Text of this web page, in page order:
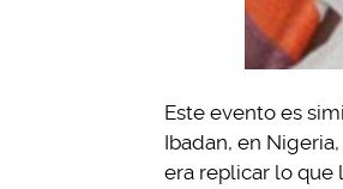
Este evento es
Ibadan, en
era replicar lo que